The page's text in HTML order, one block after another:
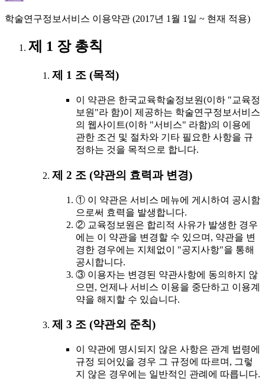
학술연구정보서비스 이용약관 (2017년 1월 1일 ~ 현재 적용)
제 1 장 총칙
제 1 조 (목적)
이 약관은 한국교육학술정보원(이하 "교육정
보원"라 함)이 제공하는 학술연구정보서비스
의 웹사이트(이하 "서비스" 라함)의 이용에
관한 조건 및 절차와 기타 필요한 사항을 규
정하는 것을 목적으로 합니다.
제 2 조 (약관의 효력과 변경)
① 이 약관은 서비스 메뉴에 게시하여 공시함
으로써 효력을 발생합니다.
② 교육정보원은 합리적 사유가 발생한 경우
에는 이 약관을 변경할 수 있으며, 약관을 변
경한 경우에는 지체없이 "공지사항"을 통해
공시합니다.
③ 이용자는 변경된 약관사항에 동의하지 않
으면, 언제나 서비스 이용을 중단하고 이용계
약을 해지할 수 있습니다.
제 3 조 (약관외 준칙)
이 약관에 명시되지 않은 사항은 관계 법령에
규정 되어있을 경우 그 규정에 따르며, 그렇
지 않은 경우에는 일반적인 관례에 따릅니다.